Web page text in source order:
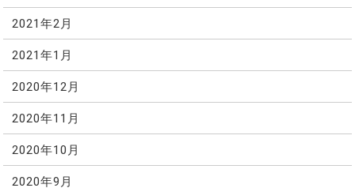
2021年2月
2021年1月
2020年12月
2020年11月
2020年10月
2020年9月